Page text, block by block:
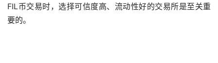
FIL币交易时，选择可信度高、流动性好的交易所是至关重
要的。